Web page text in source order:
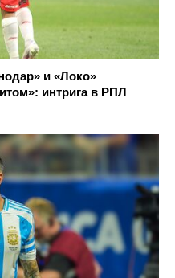
интрига в РПЛ